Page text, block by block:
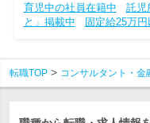
育児中の社員在籍中
託児
と」掲載中
固定給25万円
転職TOP コンサルタント・